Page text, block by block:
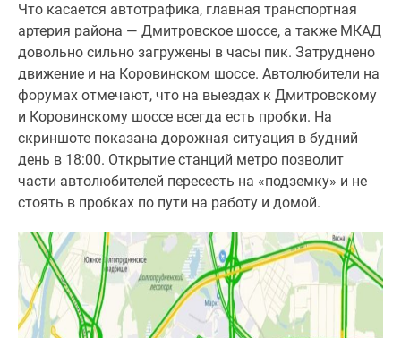
Что касается автотрафика, главная транспортная
артерия района — Дмитровское шоссе, а также МКАД
довольно сильно загружены в часы пик. Затруднено
движение и на Коровинском шоссе. Автолюбители на
форумах отмечают, что на выездах к Дмитровскому
и Коровинскому шоссе всегда есть пробки. На
скриншоте показана дорожная ситуация в будний
день в 18:00. Открытие станций метро позволит
части автолюбителей пересесть на «подземку» и не
стоять в пробках по пути на работу и домой.